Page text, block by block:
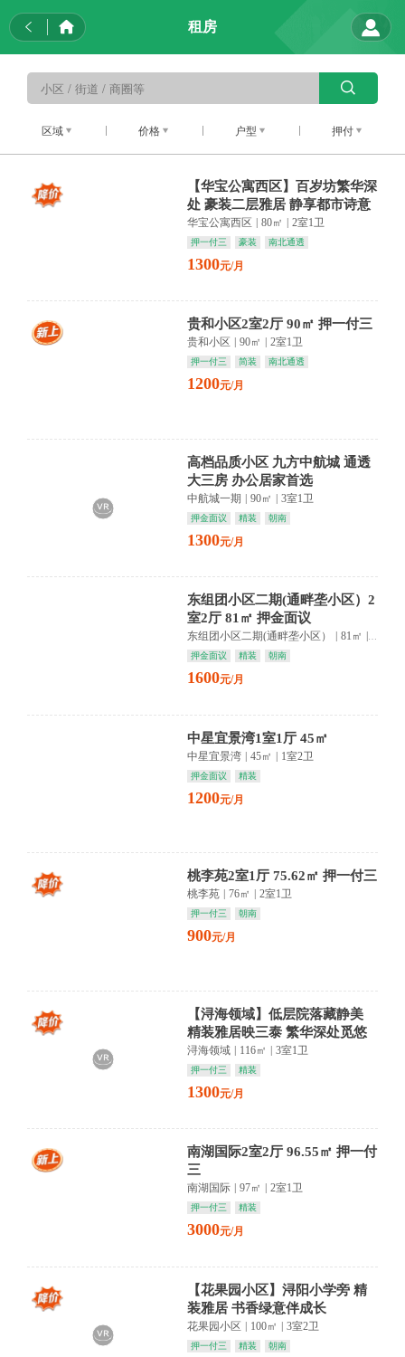
租房
区域 价格 户型 押付
【华宝公寓西区】百岁坊繁华深
处 豪装二层雅居 静享都市诗意
栖居
华宝公寓西区 80㎡ 2室1卫
押一付三 豪装 南北通透
1300元/月
贵和小区2室2厅 90㎡ 押一付三
贵和小区 90㎡ 2室1卫
押一付三 简装 南北通透
1200元/月
高档品质小区 九方中航城 通透
大三房 办公居家首选
中航城一期 90㎡ 3室1卫
押金面议 精装 朝南
1300元/月
东组团小区二期(通畔垄小区）2
室2厅 81㎡ 押金面议
东组团小区二期(通畔垄小区） 81㎡ 2室1卫
押金面议 精装 朝南
1600元/月
中星宜景湾1室1厅 45㎡
中星宜景湾 | 45㎡ | 1室2卫
押金面议 精装
1200元/月
桃李苑2室1厅 75.62㎡ 押一付三
桃李苑 76㎡ 2室1卫
押一付三 朝南
900元/月
【浔海领域】低层院落藏静美
精装雅居映三泰 繁华深处觅悠
然
浔海领域 | 116㎡ | 3室1卫
押一付三 精装
1300元/月
南湖国际2室2厅 96.55㎡ 押一付
三
南湖国际 97㎡ 2室1卫
押一付三 精装
3000元/月
【花果园小区】浔阳小学旁 精
装雅居 书香绿意伴成长
花果园小区 | 100㎡ | 3室2卫
押一付三 精装 朝南